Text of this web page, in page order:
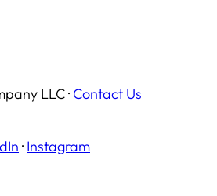
LLC · Contact Us
· Instagram